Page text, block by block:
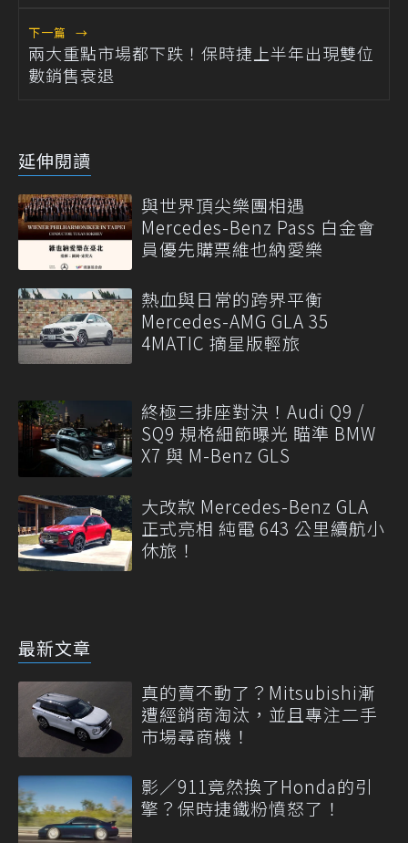
下一篇 →
兩大重點市場都下跌！保時捷上半年出現雙位
數銷售衰退
延伸閱讀
與世界頂尖樂團相遇
Mercedes-Benz Pass 白金會
員優先購票維也納愛樂
熱血與日常的跨界平衡
Mercedes-AMG GLA 35
4MATIC 摘星版輕旅
終極三排座對決！Audi Q9 /
SQ9 規格細節曝光 瞄準 BMW
X7 與 M-Benz GLS
大改款 Mercedes-Benz GLA
正式亮相 純電 643 公里續航小
休旅！
最新文章
真的賣不動了？Mitsubishi漸
遭經銷商淘汰，並且專注二手
市場尋商機！
影／911竟然換了Honda的引
擎？保時捷鐵粉憤怒了！